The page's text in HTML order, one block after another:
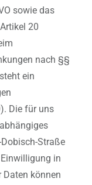
sowie das
20
nach §§
ein
Die für uns
Straße
in
Daten können